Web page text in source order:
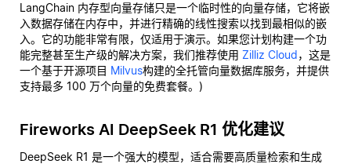
LangChain 内存型向量存储只是一个临时性的向量存储，它将嵌
入数据存储在内存中，并进行精确的线性搜索以找到最相似的嵌
入。它的功能非常有限，仅适用于演示。如果您计划构建一个功
能完整甚至生产级的解决方案，我们推荐使用 Zilliz Cloud，这是
一个基于开源项目 Milvus构建的全托管向量数据库服务，并提供
支持最多 100 万个向量的免费套餐。)
Fireworks AI DeepSeek R1 优化建议
DeepSeek R1 是一个强大的模型，适合需要高质量检索和生成